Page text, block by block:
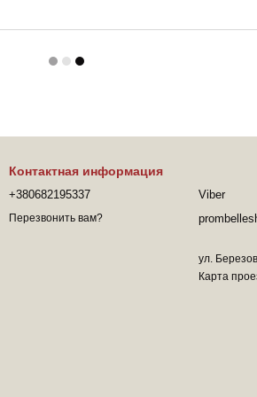
Контактная информация
+380682195337
Перезвонить вам?
Viber
ул.
Карта